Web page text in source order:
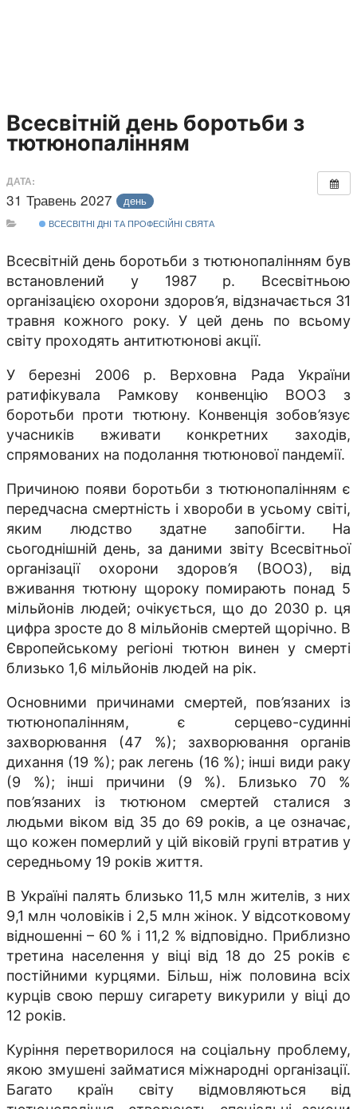
Всесвітній день боротьби з
тютюнопалінням
ДАТА:
31 Травень 2027 день
ВСЕСВІТНІ ДНІ ТА ПРОФЕСІЙНІ СВЯТА
Всесвітній день боротьби з тютюнопалінням був
встановлений у 1987 р. Всесвітньою
організацією охорони здоров’я, відзначається 31
травня кожного року. У цей день по всьому
світу проходять антитютюнові акції.
У березні 2006 р. Верховна Рада України
ратифікувала Рамкову конвенцію ВООЗ з
боротьби проти тютюну. Конвенція зобов’язує
учасників вживати конкретних заходів,
спрямованих на подолання тютюнової пандемії.
Причиною появи боротьби з тютюнопалінням є
передчасна смертність і хвороби в усьому світі,
яким людство здатне запобігти. На
сьогоднішній день, за даними звіту Всесвітньої
організації охорони здоров’я (ВООЗ), від
вживання тютюну щороку помирають понад 5
мільйонів людей; очікується, що до 2030 р. ця
цифра зросте до 8 мільйонів смертей щорічно. В
Європейському регіоні тютюн винен у смерті
близько 1,6 мільйонів людей на рік.
Основними причинами смертей, пов’язаних із
тютюнопалінням, є серцево-судинні
захворювання (47 %); захворювання органів
дихання (19 %); рак легень (16 %); інші види раку
(9 %); інші причини (9 %). Близько 70 %
пов’язаних із тютюном смертей сталися з
людьми віком від 35 до 69 років, а це означає,
що кожен померлий у цій віковій групі втратив у
середньому 19 років життя.
В Україні палять близько 11,5 млн жителів, з них
9,1 млн чоловіків і 2,5 млн жінок. У відсотковому
відношенні – 60 % і 11,2 % відповідно. Приблизно
третина населення у віці від 18 до 25 років є
постійними курцями. Більш, ніж половина всіх
курців свою першу сигарету викурили у віці до
12 років.
Куріння перетворилося на соціальну проблему,
якою змушені займатися міжнародні організації.
Багато країн світу відмовляються від